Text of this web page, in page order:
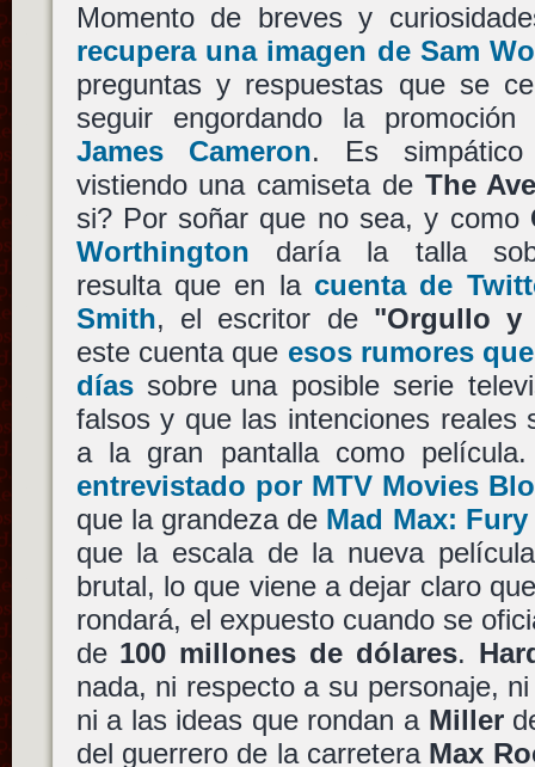
Momento de breves y
recupera una imagen de Sam
preguntas y respuestas que se
seguir engordando la
James Cameron. Es
vistiendo una camiseta de The
si? Por soñar que no sea, y como
Worthington daría la talla
resulta que en la cuenta de
Smith, el escritor de "Orgullo y
este cuenta que esos rumores
díassobre una posible serie
falsos y que las intenciones reales
a la gran pantalla como
entrevistado por MTV Movies
que la grandeza de Mad Max: Fury
que la escala de la nueva
brutal, lo que viene a dejar claro
rondará, el expuesto cuando se
de 100 millones de dólares.
nada, ni respecto a su personaje,
ni a las ideas que rondan a Miller
del guerrero de la carretera Max